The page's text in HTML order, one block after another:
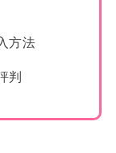
方法
判